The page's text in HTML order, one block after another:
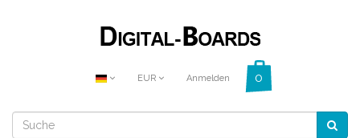
EUR Anmelden